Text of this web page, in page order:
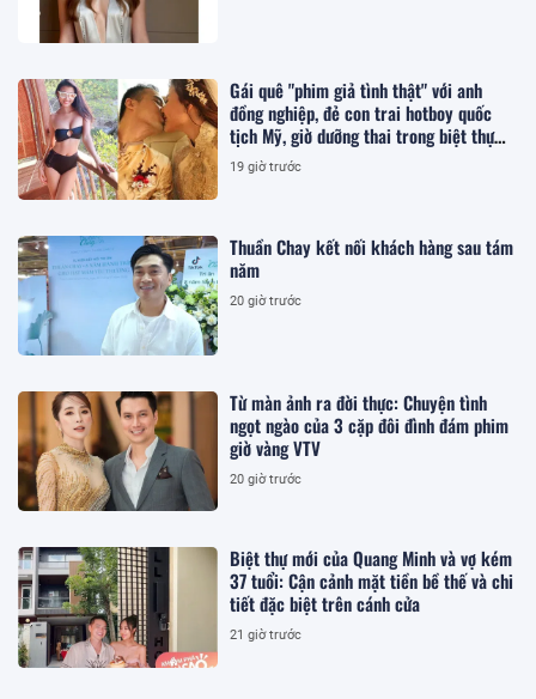
Gái quê "phim giả tình thật" với anh
đồng nghiệp, đẻ con trai hotboy quốc
tịch Mỹ, giờ dưỡng thai trong biệt thự
200m2 ở TP.HCM
19 giờ trước
Thuần Chay kết nối khách hàng sau tám
năm
20 giờ trước
Từ màn ảnh ra đời thực: Chuyện tình
ngọt ngào của 3 cặp đôi đình đám phim
giờ vàng VTV
20 giờ trước
Biệt thự mới của Quang Minh và vợ kém
37 tuổi: Cận cảnh mặt tiền bề thế và chi
tiết đặc biệt trên cánh cửa
21 giờ trước